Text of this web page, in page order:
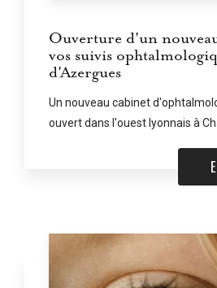
Ouverture d'un
vos suivis
d'Azergues
Un nouveau cabinet
ouvert dans l'ouest lyonnais à